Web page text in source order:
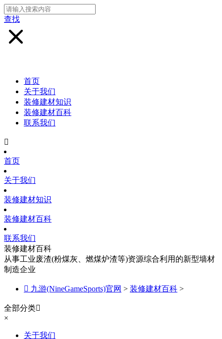
查找
首页
关于我们
装修建材知识
装修建材百科
联系我们

首页
关于我们
装修建材知识
装修建材百科
联系我们
装修建材百科
从事工业废渣(粉煤灰、燃煤炉渣等)资源综合利用的新型墙材
制造企业
 九游(NineGameSports)官网 > 装修建材百科 >
全部分类
×
关于我们